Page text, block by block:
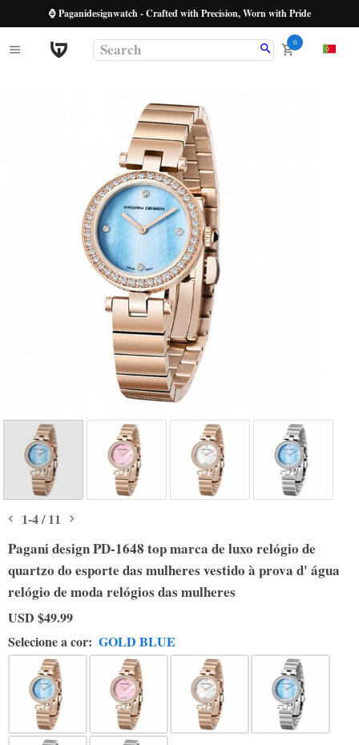
⌚ Paganidesignwatch - Crafted with Precision, Worn with Pride
0
1-4/ 11
Pagani design PD-1648 top marca de luxo relógio de
quartzo do esporte das mulheres vestido à prova d' água
relógio de moda relógios das mulheres
USD $49.99
Selecione a cor: GOLD BLUE